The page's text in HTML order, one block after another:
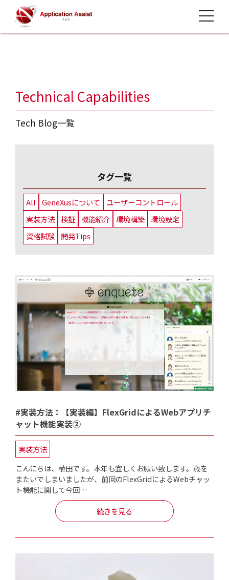
toggle
HOME>タグ 機能紹介
Technical Capabilities
Tech Blog一覧
タグ一覧
All GeneXusについて
ユーザーコントロール
実装方法 検証 機能紹介 環境構築 環境設定
資格試験
開発Tips
#実装方法：【実装編】FlexGridによるWebアプリチ
ャット機能実装②
実装方法
こんにちは、植田です。本年も宜しくお願い致します。歳を
またいでしまいましたが、前回のFlexGridによるWebチャッ
ト機能に関して今回…
続きを見る